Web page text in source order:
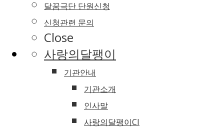
달꿈극단 단원신청
신청관련 문의
Close
사랑의달팽이
기관안내
기관소개
인사말
사랑의달팽이CI